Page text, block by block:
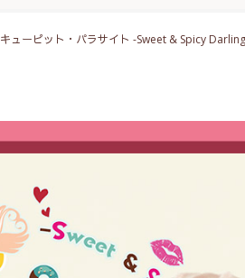
キューピット・パラサイト -Sweet & Spicy